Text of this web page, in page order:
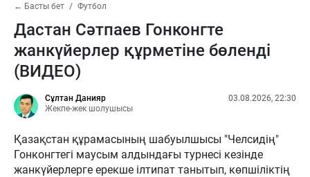
← Басты бет Футбол
Дастан Сәтпаев Гонконгте
жанкүйерлер құрметіне бөленді
(ВИДЕО)
Сұлтан Данияр
Жекпе-жек шолушысы
03.08.2026, 22:30
Қазақстан құрамасының шабуылшысы "Челсидің"
Гонконгтегі маусым алдындағы турнесі кезінде
жанкүйерлерге ерекше ілтипат танытып, көпшіліктің